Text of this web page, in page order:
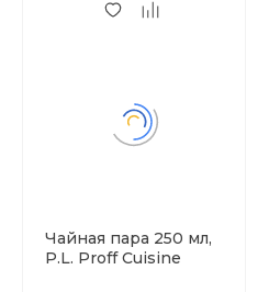
Чайная пара 250 мл,
P.L. Proff Cuisine